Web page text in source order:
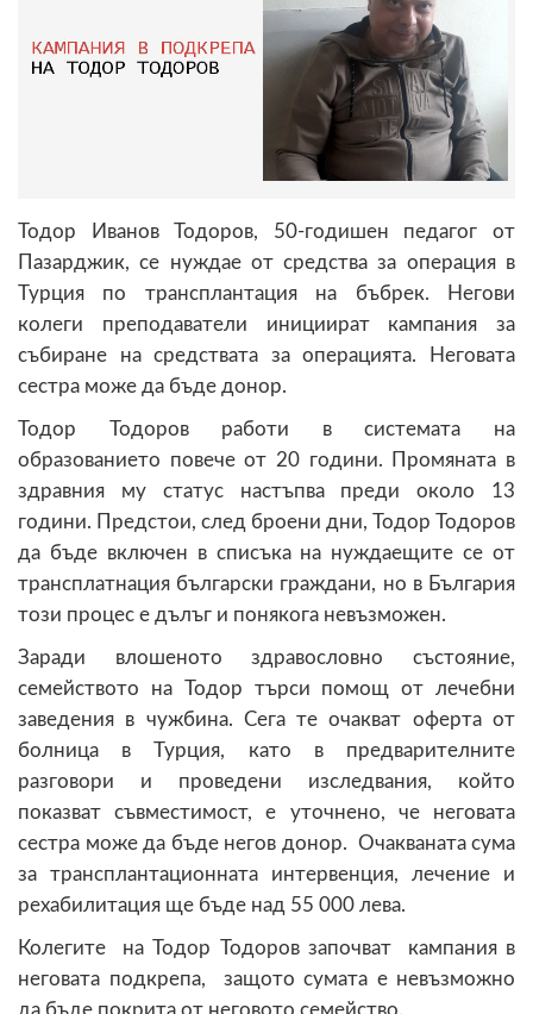
Тодор Иванов Тодоров, 50-годишен педагог от
Пазарджик, се нуждае от средства за операция в
Турция по трансплантация на бъбрек. Негови
колеги преподаватели инициират кампания за
събиране на средствата за операцията. Неговата
сестра може да бъде донор.
Тодор Тодоров работи в системата на
образованието повече от 20 години. Промяната в
здравния му статус настъпва преди около 13
години. Предстои, след броени дни, Тодор Тодоров
да бъде включен в списъка на нуждаещите се от
трансплатнация български граждани, но в България
този процес е дълъг и понякога невъзможен.
Заради влошеното здравословно състояние,
семейството на Тодор търси помощ от лечебни
заведения в чужбина. Сега те очакват оферта от
болница в Турция, като в предварителните
разговори и проведени изследвания, който
показват съвместимост, е уточнено, че неговата
сестра може да бъде негов донор. Очакваната сума
за трансплантационната интервенция, лечение и
рехабилитация ще бъде над 55 000 лева.
Колегите на Тодор Тодоров започват кампания в
неговата подкрепа, защото сумата е невъзможно
да бъде покрита от неговото семейство.